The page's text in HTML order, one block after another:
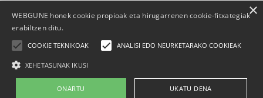
ZTH-REN KOPURUAK
WEBGUNE honek cookie propioak eta hirugarrenen cookie-fitxategiak
erabiltzen ditu.
COOKIE TEKNIKOAK ANALISI EDO NEURKETARAKO COOKIEAK
XEHETASUNAK IKUSI
ONARTU UKATU DENA
×